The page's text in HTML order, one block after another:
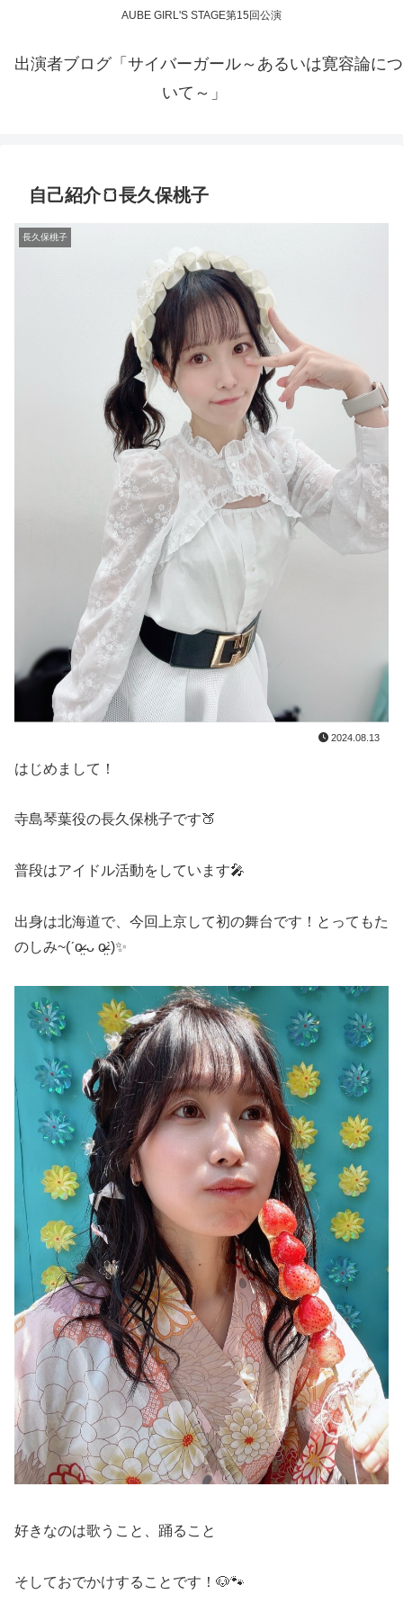
AUBE GIRL'S STAGE第15回公演
出演者ブログ「サイバーガール～あるいは寛容論につ
いて～」
自己紹介🍞長久保桃子
長久保桃子
2024.08.13
はじめまして！
寺島琴葉役の長久保桃子です🍑
普段はアイドル活動をしています🎤
出身は北海道で、今回上京して初の舞台です！とってもた
のしみ~(ˊo̴̶̷̤ ᴗ o̴̶̷̤ˋ)✨
好きなのは歌うこと、踊ること
そしておでかけすることです！🐶🐾